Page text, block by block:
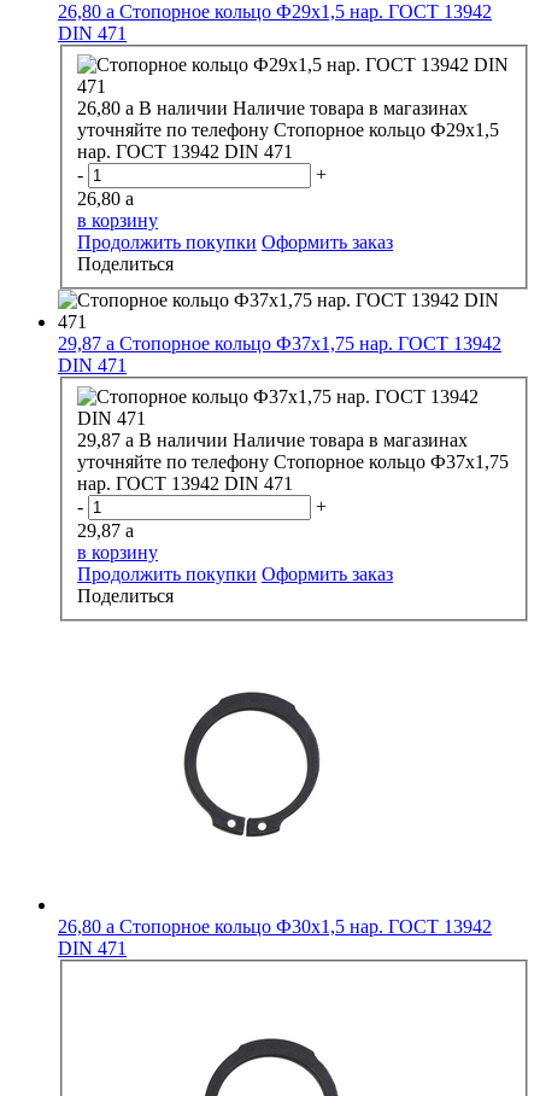
26,80 a Стопорное кольцо Ф29х1,5 нар. ГОСТ 13942
DIN 471
26,80 a В наличии Наличие товара в магазинах
уточняйте по телефону Стопорное кольцо Ф29х1,5
нар. ГОСТ 13942 DIN 471
-
+
26,80 a
в корзину
Продолжить покупки Оформить заказ
Поделиться
29,87 a Стопорное кольцо Ф37х1,75 нар. ГОСТ 13942
DIN 471
29,87 a В наличии Наличие товара в магазинах
уточняйте по телефону Стопорное кольцо Ф37х1,75
нар. ГОСТ 13942 DIN 471
-
+
29,87 a
в корзину
Продолжить покупки Оформить заказ
Поделиться
26,80 a Стопорное кольцо Ф30х1,5 нар. ГОСТ 13942
DIN 471